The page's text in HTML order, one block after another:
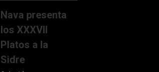
Nava presenta
los XXXVII
Platos a la
Sidre